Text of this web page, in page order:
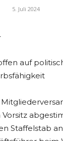
5. Juli 2024
auf
Staffelstab